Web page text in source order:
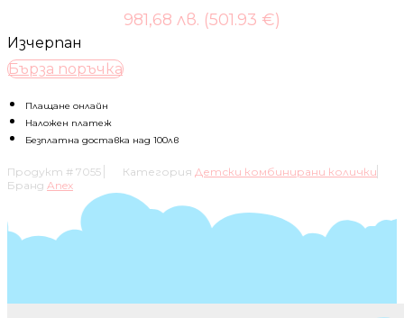
981,68 лв. (501.93 €)
Изчерпан
Бърза поръчка
Плащане онлайн
Наложен платеж
Безплатна доставка над 100лв
Продукт # 7055 Категория Детски комбинирани колички
Бранд Anex